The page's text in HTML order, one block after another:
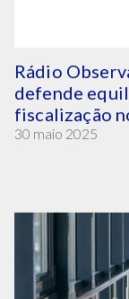
Rádio
defende
fiscalização
30 maio 2025